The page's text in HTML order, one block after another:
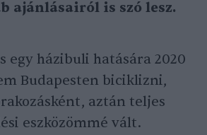
ajánlásairól is szó lesz.
egy házibuli hatására 2020
Budapesten biciklizni,
aztán teljes
eszközömmé vált.